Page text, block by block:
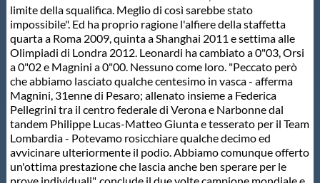
Privacy
Cookie Policy
Archivio News
Flash News
limite della squalifica. Meglio di così sarebbe stato
impossibile". Ed ha proprio ragione l'alfiere della staffetta
quarta a Roma 2009, quinta a Shanghai 2011 e settima alle
Olimpiadi di Londra 2012. Leonardi ha cambiato a 0"03, Orsi
a 0"02 e Magnini a 0"00. Nessuno come loro. "Peccato però
che abbiamo lasciato qualche centesimo in vasca - afferma
Magnini, 31enne di Pesaro; allenato insieme a Federica
Pellegrini tra il centro federale di Verona e Narbonne dal
tandem Philippe Lucas-Matteo Giunta e tesserato per il Team
Lombardia - Potevamo rosicchiare qualche decimo ed
avvicinare ulteriormente il podio. Abbiamo comunque offerto
un'ottima prestazione che lascia anche ben sperare per le